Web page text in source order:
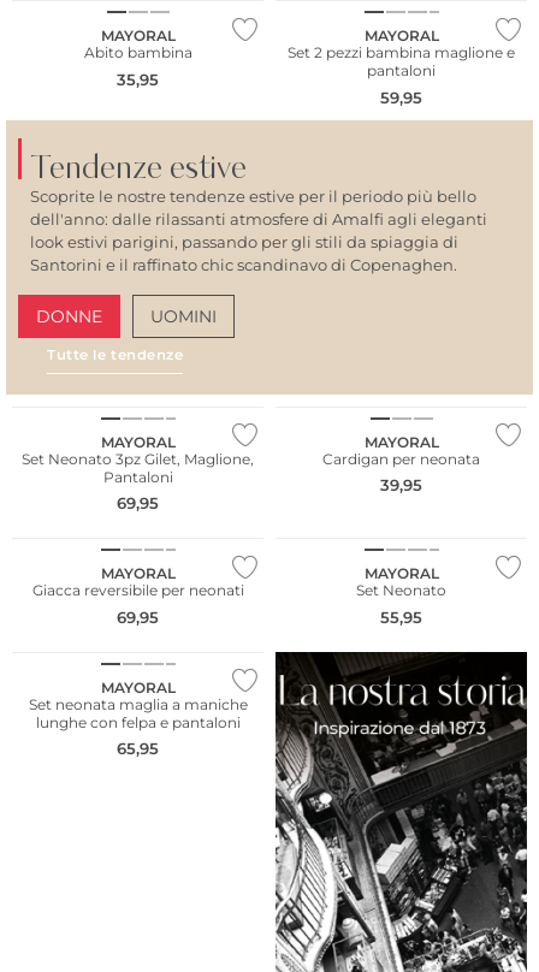
MAYORAL
Abito bambina
35,95
MAYORAL
Set 2 pezzi bambina maglione e
pantaloni
59,95
Tendenze estive
Scoprite le nostre tendenze estive per il periodo più bello
dell'anno: dalle rilassanti atmosfere di Amalfi agli eleganti
look estivi parigini, passando per gli stili da spiaggia di
Santorini e il raffinato chic scandinavo di Copenaghen.
DONNE UOMINI
Tutte le tendenze
MAYORAL
Set Neonato 3pz Gilet, Maglione,
Pantaloni
69,95
MAYORAL
Cardigan per neonata
39,95
MAYORAL
Giacca reversibile per neonati
69,95
MAYORAL
Set Neonato
55,95
MAYORAL
Set neonata maglia a maniche
lunghe con felpa e pantaloni
65,95